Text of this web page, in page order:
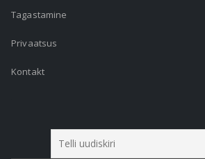
Tagastamine
Privaatsus
Kontakt